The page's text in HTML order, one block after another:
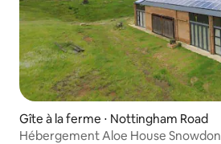
Gîte à la ferme ⋅ Nottingham Road
Hébergement Aloe House Snowdon